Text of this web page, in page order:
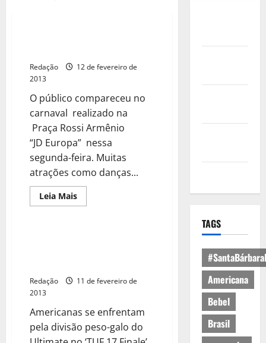
Redação
12 de fevereiro de
2013
O público compareceu no
carnaval realizado na
Praça Rossi Armênio
“JD Europa” nessa
segunda-feira. Muitas
atrações como danças...
Leia Mais
Redação
11 de fevereiro de
2013
Americanas se enfrentam
pela divisão peso-galo do
TAGS
Americana
Bebel
Brasil